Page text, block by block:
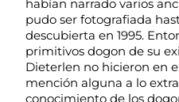
habían narrado varios
pudo ser fotografiada
descubierta en 1995.
primitivos dogon de su
Dieterlen no hicieron en
mención alguna a lo
conocimiento de los